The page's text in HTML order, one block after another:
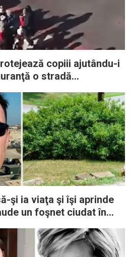
copiii ajutându-i
o stradă
şi ia viaţa şi îşi aprinde
un foşnet ciudat în